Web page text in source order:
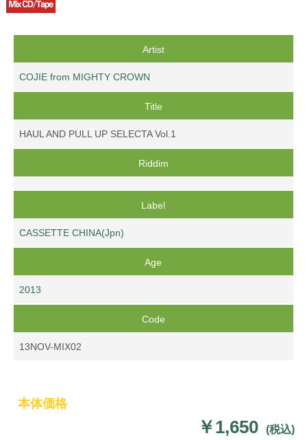
Artist
COJIE from MIGHTY CROWN
Title
HAUL AND PULL UP SELECTA Vol.1
Riddim
Label
CASSETTE CHINA(Jpn)
Age
2013
Code
13NOV-MIX02
本体価格
￥1,650 (税込)